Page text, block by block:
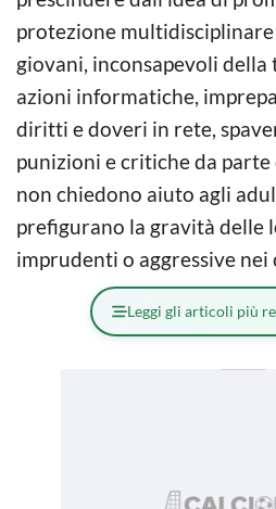
protezione multidisciplinare
giovani, inconsapevoli
azioni informatiche,
diritti e doveri in rete,
punizioni e critiche da parte
non chiedono aiuto agli
prefigurano la gravità delle
imprudenti o aggressive
Leggi gli articoli più